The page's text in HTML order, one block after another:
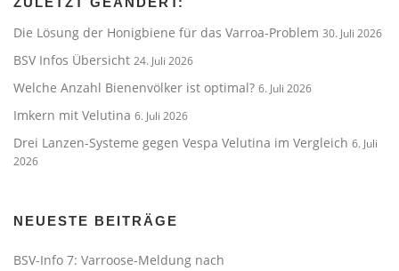
Die Lösung der Honigbiene für das Varroa-Problem 30. Juli 2026
BSV Infos Übersicht 24. Juli 2026
Welche Anzahl Bienenvölker ist optimal? 6. Juli 2026
Imkern mit Velutina 6. Juli 2026
Drei Lanzen-Systeme gegen Vespa Velutina im Vergleich 6. Juli
2026
NEUESTE BEITRÄGE
BSV-Info 7: Varroose-Meldung nach